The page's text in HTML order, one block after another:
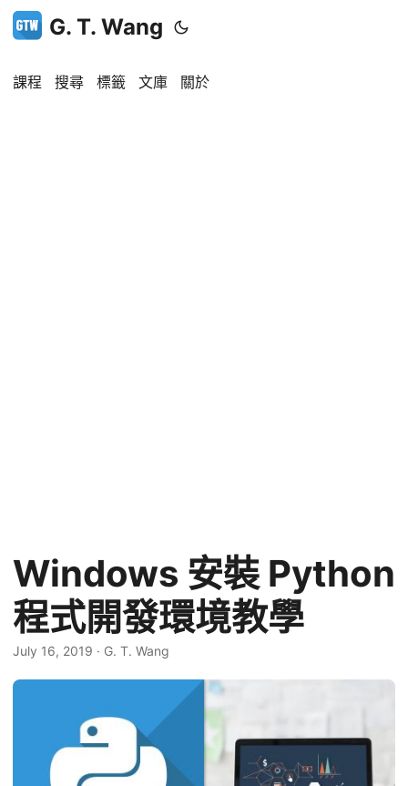
G. T. Wang
課程 搜尋 標籤 文庫 關於
Windows 安裝 Python
程式開發環境教學
July 16, 2019 · G. T. Wang